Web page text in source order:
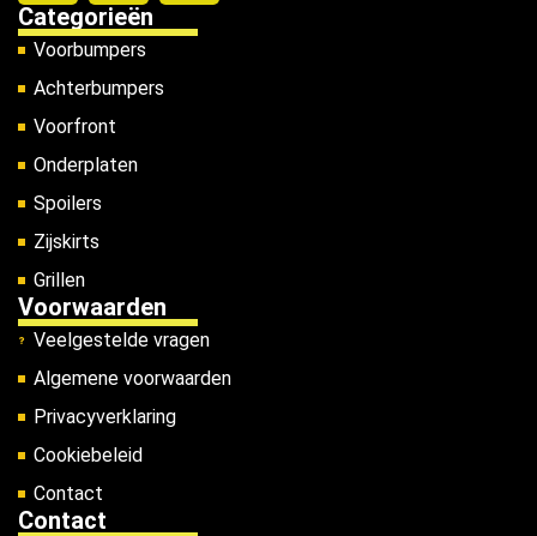
Categorieën
Voorbumpers
Achterbumpers
Voorfront
Onderplaten
Spoilers
Zijskirts
Grillen
Voorwaarden
Veelgestelde vragen
Algemene voorwaarden
Privacyverklaring
Cookiebeleid
Contact
Contact